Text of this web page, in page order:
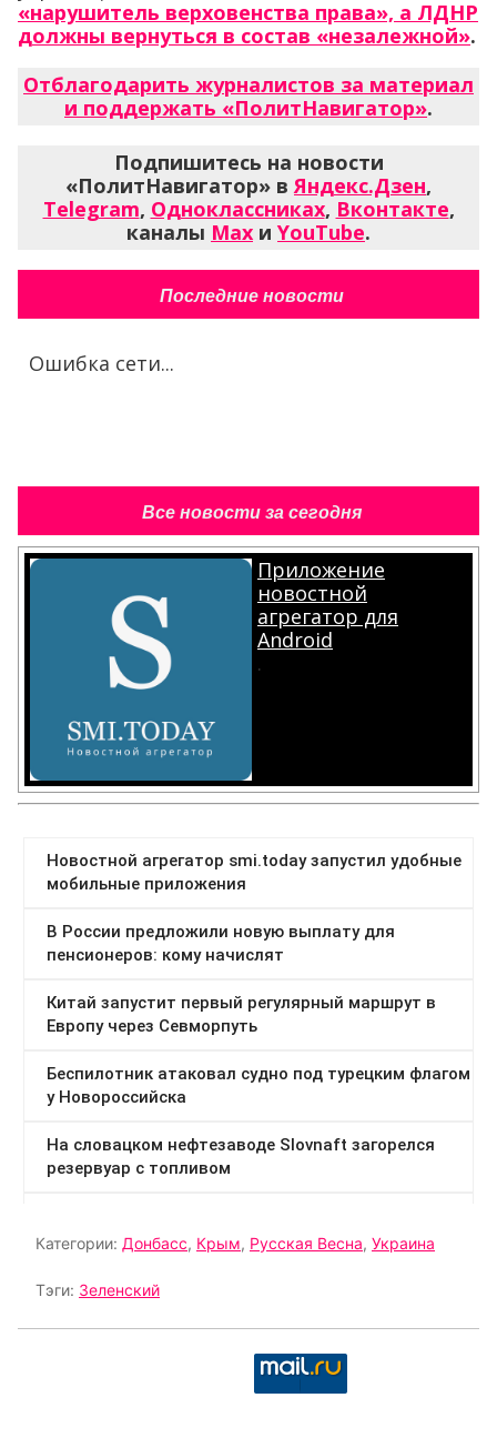
«нарушитель верховенства права», а ЛДНР
должны вернуться в состав «незалежной».
Отблагодарить журналистов за материал
и поддержать «ПолитНавигатор».
Подпишитесь на новости
«ПолитНавигатор» вЯндекс.Дзен,
Telegram, Одноклассниках, Вконтакте,
каналы Max и YouTube.
Последние новости
Ошибка сети...
Все новости за сегодня
Приложение
новостной
агрегатор для
Android
.
Категории: Донбасс, Крым, Русская Весна, Украина
Тэги: Зеленский